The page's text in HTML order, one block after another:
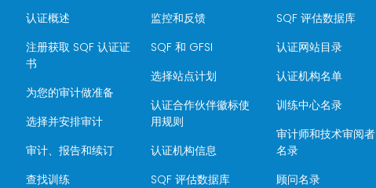
认证概述
注册获取 SQF 认证证
书
为您的审计做准备
选择并安排审计
审计、报告和续订
查找训练
监控和反馈
SQF 和 GFSI
选择站点计划
认证合作伙伴徽标使
用规则
认证机构信息
SQF 评估数据库
SQF 评估数据库
认证网站目录
认证机构名单
训练中心名录
审计师和技术审阅者
名录
顾问名录